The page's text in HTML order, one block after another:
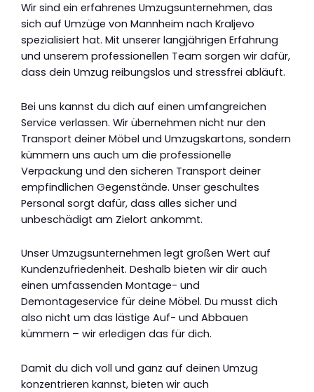
Wir sind ein erfahrenes Umzugsunternehmen, das
sich auf Umzüge von Mannheim nach Kraljevo
spezialisiert hat. Mit unserer langjährigen Erfahrung
und unserem professionellen Team sorgen wir dafür,
dass dein Umzug reibungslos und stressfrei abläuft.
Bei uns kannst du dich auf einen umfangreichen
Service verlassen. Wir übernehmen nicht nur den
Transport deiner Möbel und Umzugskartons, sondern
kümmern uns auch um die professionelle
Verpackung und den sicheren Transport deiner
empfindlichen Gegenstände. Unser geschultes
Personal sorgt dafür, dass alles sicher und
unbeschädigt am Zielort ankommt.
Unser Umzugsunternehmen legt großen Wert auf
Kundenzufriedenheit. Deshalb bieten wir dir auch
einen umfassenden Montage- und
Demontageservice für deine Möbel. Du musst dich
also nicht um das lästige Auf- und Abbauen
kümmern – wir erledigen das für dich.
Damit du dich voll und ganz auf deinen Umzug
konzentrieren kannst, bieten wir auch